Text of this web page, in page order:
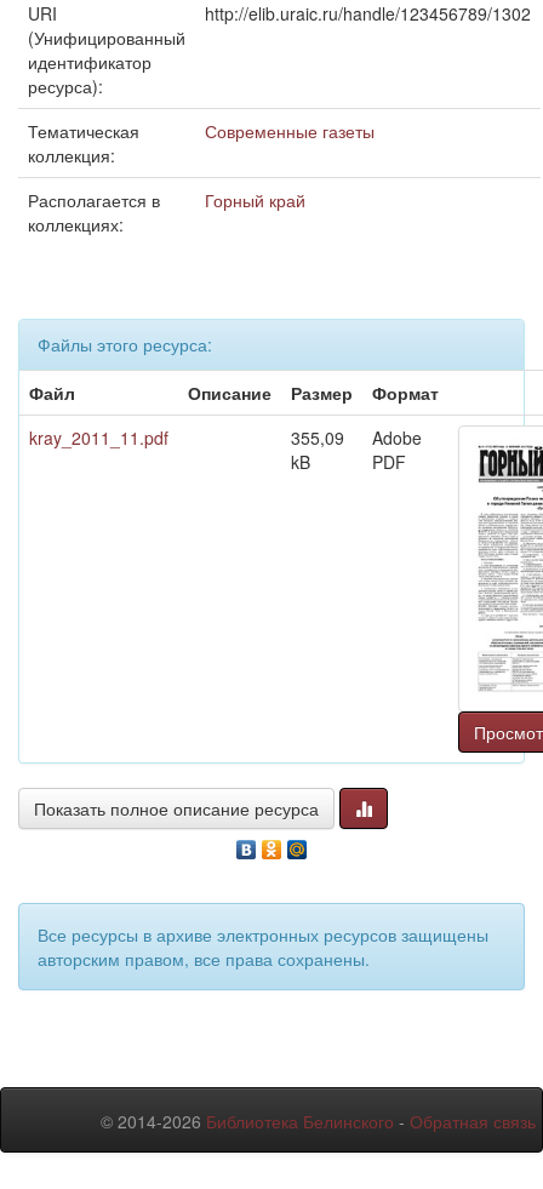
URI
(Унифицированный
идентификатор
ресурса):
http://elib.uraic.ru/handle/123456789/1302
Тематическая
коллекция:
Современные газеты
Располагается в
коллекциях:
Горный край
Файлы этого ресурса:
Файл
Описание Размер
Формат
kray_2011_11.pdf
355,09
kB
Adobe
PDF
Показать полное описание ресурса
Все ресурсы в архиве электронных ресурсов защищены
авторским правом, все права сохранены.
© 2014-2026 Библиотека Белинского - Обратная связь